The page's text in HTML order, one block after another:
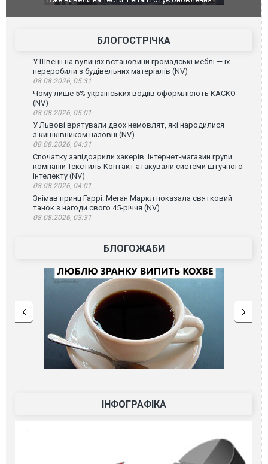
БЛОГОСТРІЧКА
У Швеції на вулицях встановини громадські меблі — їх
переробили з будівельних матеріалів (NV)
08.08.2026, 05:31
Чому лише 5% українських водіїв оформлюють КАСКО
(NV)
08.08.2026, 05:01
У Львові врятували двох немовлят, які народилися
з кишківником назовні (NV)
08.08.2026, 04:31
Спочатку запідозрили хакерів. Інтернет-магазин групи
компаній Текстиль-Контакт атакували системи штучного
інтелекту (NV)
08.08.2026, 04:01
Знімав принц Гаррі. Меган Маркл показала святковий
танок з нагоди свого 45-річчя (NV)
08.08.2026, 03:31
БЛОГОЖАБИ
ІНФОГРАФІКА